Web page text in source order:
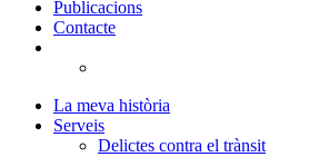
Publicacions
Contacte
La meva història
Serveis
Delictes contra el trànsit